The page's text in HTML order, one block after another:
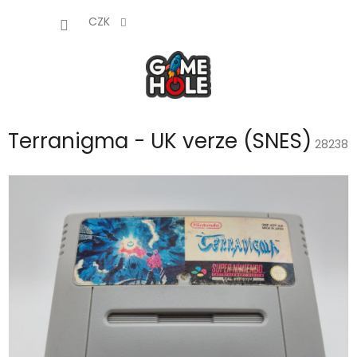
CZK
Terranigma - UK verze (SNES) 28238